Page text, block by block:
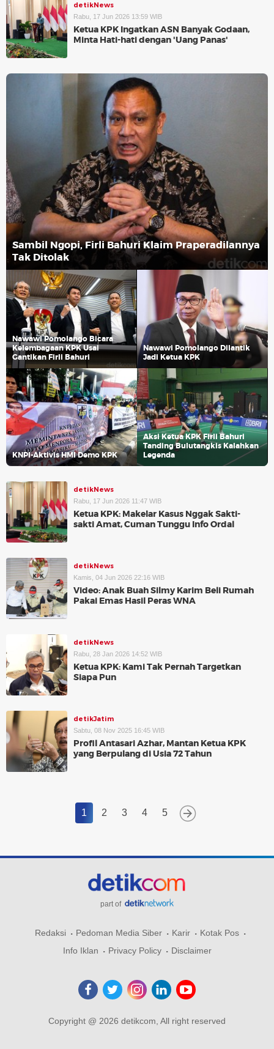
detikNews
Rabu, 17 Jun 2026 13:59 WIB
Ketua KPK Ingatkan ASN Banyak Godaan,
Minta Hati-hati dengan 'Uang Panas'
Sambil Ngopi, Firli Bahuri Klaim Praperadilannya
Tak Ditolak
Nawawi Pomolango Bicara
Kelembagaan KPK Usai
Gantikan Firli Bahuri
Nawawi Pomolango Dilantik
Jadi Ketua KPK
KNPI-Aktivis HMI Demo KPK
Aksi Ketua KPK Firli Bahuri
Tanding Bulutangkis Kalahkan
Legenda
detikNews
Rabu, 17 Jun 2026 11:47 WIB
Ketua KPK: Makelar Kasus Nggak Sakti-
sakti Amat, Cuman Tunggu Info Ordal
detikNews
Kamis, 04 Jun 2026 22:16 WIB
Video: Anak Buah Silmy Karim Beli Rumah
Pakai Emas Hasil Peras WNA
detikNews
Rabu, 28 Jan 2026 14:52 WIB
Ketua KPK: Kami Tak Pernah Targetkan
Siapa Pun
detikJatim
Sabtu, 08 Nov 2025 16:45 WIB
Profil Antasari Azhar, Mantan Ketua KPK
yang Berpulang di Usia 72 Tahun
1 2 3 4 5
part of
Redaksi Pedoman Media Siber Karir
Kotak Pos
Info Iklan
Privacy Policy Disclaimer
Copyright @ 2026 detikcom, All right reserved